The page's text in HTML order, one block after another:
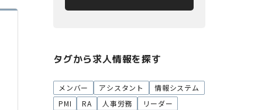
タグから求人情報を探す
メンバー アシスタント
情報システム
PMI
RA 人事労務
リーダー